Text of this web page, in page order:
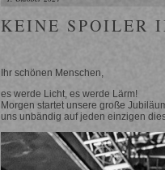
KEINE SPOILER
Ihr schönen Menschen,
es werde Licht, es werde Lärm!
Morgen startet unsere große
uns unbändig auf jeden einzigen